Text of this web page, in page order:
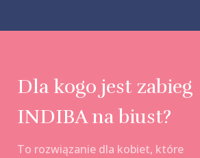
Dla kogo jest zabieg
INDIBA na biust?
To rozwiązanie dla kobiet, które